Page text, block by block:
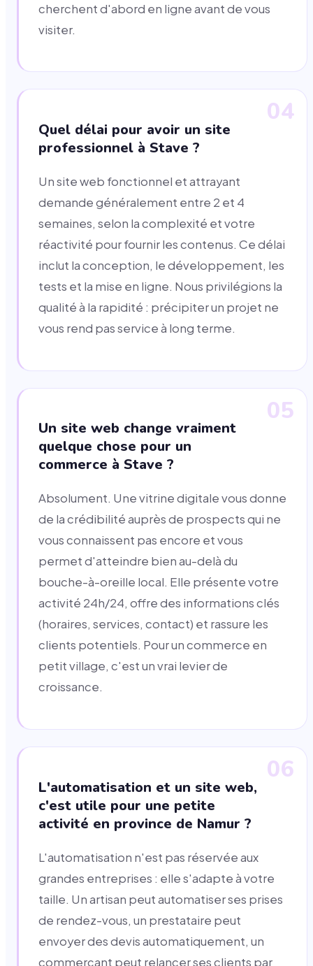
cherchent d'abord en ligne avant de vous
visiter.
04
Quel délai pour avoir un site
professionnel à Stave ?
Un site web fonctionnel et attrayant
demande généralement entre 2 et 4
semaines, selon la complexité et votre
réactivité pour fournir les contenus. Ce délai
inclut la conception, le développement, les
tests et la mise en ligne. Nous privilégions la
qualité à la rapidité : précipiter un projet ne
vous rend pas service à long terme.
05
Un site web change vraiment
quelque chose pour un
commerce à Stave ?
Absolument. Une vitrine digitale vous donne
de la crédibilité auprès de prospects qui ne
vous connaissent pas encore et vous
permet d'atteindre bien au-delà du
bouche-à-oreille local. Elle présente votre
activité 24h/24, offre des informations clés
(horaires, services, contact) et rassure les
clients potentiels. Pour un commerce en
petit village, c'est un vrai levier de
croissance.
06
L'automatisation et un site web,
c'est utile pour une petite
activité en province de Namur ?
L'automatisation n'est pas réservée aux
grandes entreprises : elle s'adapte à votre
taille. Un artisan peut automatiser ses prises
de rendez-vous, un prestataire peut
envoyer des devis automatiquement, un
commerçant peut relancer ses clients par